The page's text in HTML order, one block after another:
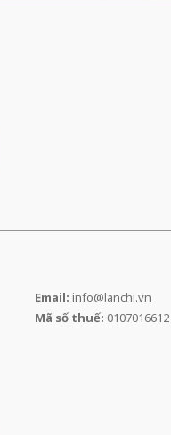
Email: info@lanchi.vn
Mã số thuế: 0107016612